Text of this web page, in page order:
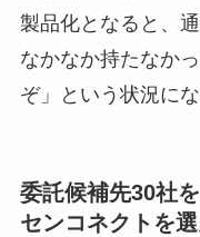
製品化となると、
なかなか持たなか
ぞ」という状況にな
委託候補先30社
センコネクトを